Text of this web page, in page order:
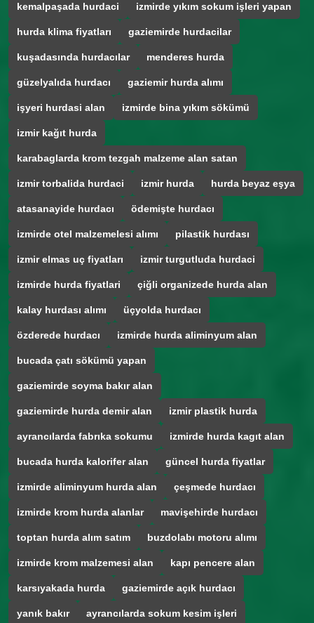
kemalpaşada hurdaci izmirde yıkım sokum işleri yapan
hurda klima fiyatları gaziemirde hurdacilar
kuşadasında hurdacılar menderes hurda
güzelyalıda hurdacı gaziemir hurda alımı
işyeri hurdasi alan izmirde bina yıkım sökümü
izmir kağıt hurda
karabaglarda krom tezgah malzeme alan satan
izmir torbalida hurdaci izmir hurda hurda beyaz eşya
atasanayide hurdacı ödemişte hurdacı
izmirde otel malzemelesi alımı pilastik hurdası
izmir elmas uç fiyatları izmir turgutluda hurdaci
izmirde hurda fiyatlari çiğli organizede hurda alan
kalay hurdası alımı üçyolda hurdacı
özderede hurdacı izmirde hurda aliminyum alan
bucada çatı sökümü yapan
gaziemirde soyma bakır alan
gaziemirde hurda demir alan izmir plastik hurda
ayrancılarda fabrıka sokumu izmirde hurda kagıt alan
bucada hurda kalorifer alan güncel hurda fiyatlar
izmirde aliminyum hurda alan çeşmede hurdacı
izmirde krom hurda alanlar mavişehirde hurdacı
toptan hurda alım satım buzdolabı motoru alımı
izmirde krom malzemesi alan kapı pencere alan
karsıyakada hurda gaziemirde açık hurdacı
yanık bakır ayrancılarda sokum kesim işleri